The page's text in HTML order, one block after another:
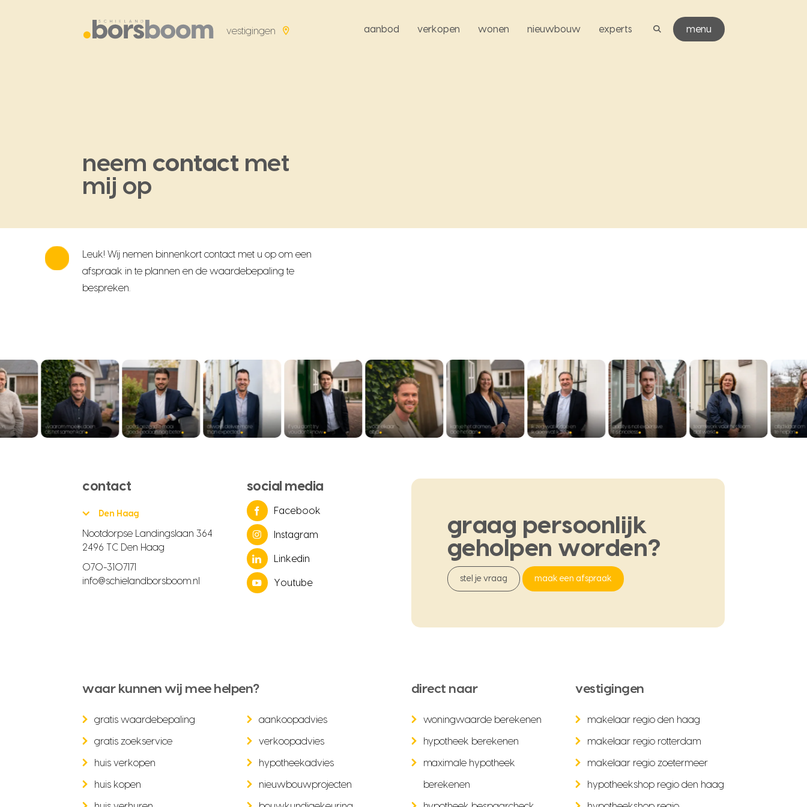
vestigingen aanbod verkopen wonen nieuwbouw experts menu
neem contact met
mij op
Leuk! Wij nemen binnenkort contact met u op om een
afspraak in te plannen en de waardebepaling te
bespreken.
contact
Den Haag
Nootdorpse Landingslaan 364
2496 TC Den Haag
070-3107171
info@schielandborsboom.nl
social media
Facebook
Instagram
Linkedin
Youtube
graag persoonlijk
geholpen worden?
stel je vraag maak een afspraak
waar kunnen wij mee helpen?
gratis waardebepaling
gratis zoekservice
huis verkopen
huis kopen
aankoopadvies
verkoopadvies
hypotheekadvies
nieuwbouwprojecten
direct naar
woningwaarde berekenen
hypotheek berekenen
maximale hypotheek
berekenen
vestigingen
makelaar regio den haag
makelaar regio rotterdam
makelaar regio zoetermeer
hypotheekshop regio den haag